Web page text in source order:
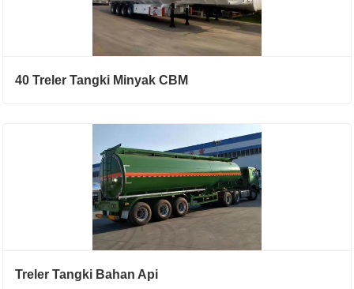
40 Treler Tangki Minyak CBM
Treler Tangki Bahan Api